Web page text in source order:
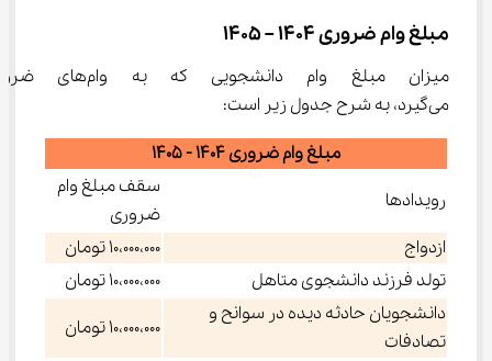
مبلغ وام ضروری 1404 – 1405
میزان مبلغ وام
می‌گیرد، به شرح جدول زیر است:
مبلغ وام ضروری 1404 - 1405
رویدادها
سقف مبلغ وام
ضروری
ازدواج
10،000،000 تومان
تولد فرزند دانشجوی متاهل
10،000،000 تومان
دانشجویان حادثه ‌دیده در سوانح و
تصادفات
10،000،000 تومان